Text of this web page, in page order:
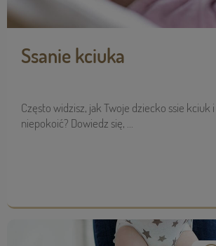
Ssanie kciuka
Często widzisz, jak Twoje dziecko ssie kciuk
niepokoić? Dowiedz się, ...